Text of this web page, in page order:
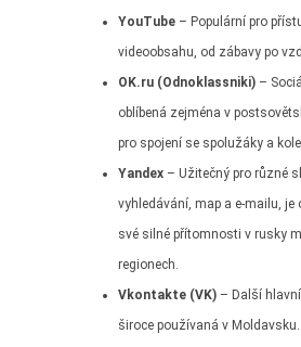
YouTube – Populární pro
videoobsahu, od zábavy po
OK.ru (Odnoklassniki) –
oblíbená zejména v
pro spojení se spolužáky a
Yandex – Užitečný pro různé
vyhledávání, map a e-mailu, je
své silné přítomnosti v rusky
regionech.
Vkontakte (VK) – Další
široce používaná v Moldavsku.